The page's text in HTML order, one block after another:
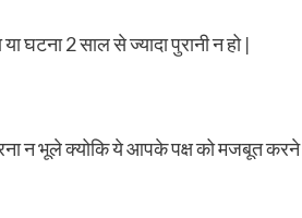
2 साल से ज्यादा पुरानी न हो |
न भूले क्योकि ये आपके पक्ष को मजबूत करने